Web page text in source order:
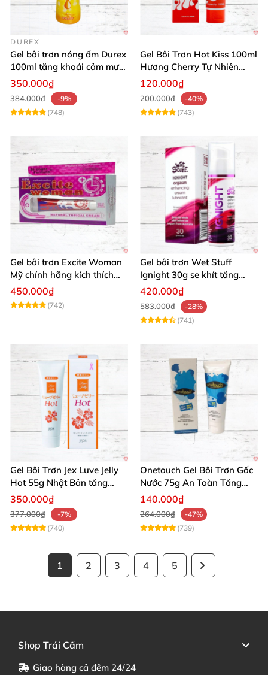
DUREX
Gel bôi trơn nóng ấm Durex
100ml tăng khoái cảm mượt
mà
350.000₫
384.000₫
-9%
(748)
Gel Bôi Trơn Hot Kiss 100ml
Hương Cherry Tự Nhiên
Mượt Mà
120.000₫
200.000₫
-40%
(743)
Gel bôi trơn Excite Woman
Mỹ chính hãng kích thích
khoái cảm nữ
450.000₫
(742)
Gel bôi trơn Wet Stuff
Ignight 30g se khít tăng
khoái cảm nữ hiệu quả
420.000₫
583.000₫
-28%
(741)
Gel Bôi Trơn Jex Luve Jelly
Hot 55g Nhật Bản tăng
khoái cảm nữ dễ sử dụng
350.000₫
377.000₫
-7%
(740)
Onetouch Gel Bôi Trơn Gốc
Nước 75g An Toàn Tăng
Khoái Cảm
140.000₫
264.000₫
-47%
(739)
1 2 3 4 5
Shop Trái Cấm
Giao hàng cả đêm 24/24